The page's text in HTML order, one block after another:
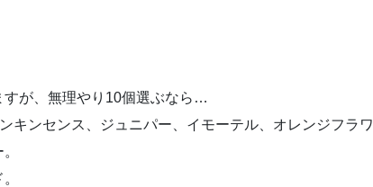
すが、無理やり10個選ぶなら…
キンセンス、ジュニパー、イモーテル、オレンジフラワ